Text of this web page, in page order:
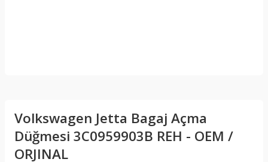
Volkswagen Jetta Bagaj Açma
Düğmesi 3C0959903B REH - OEM /
ORJINAL